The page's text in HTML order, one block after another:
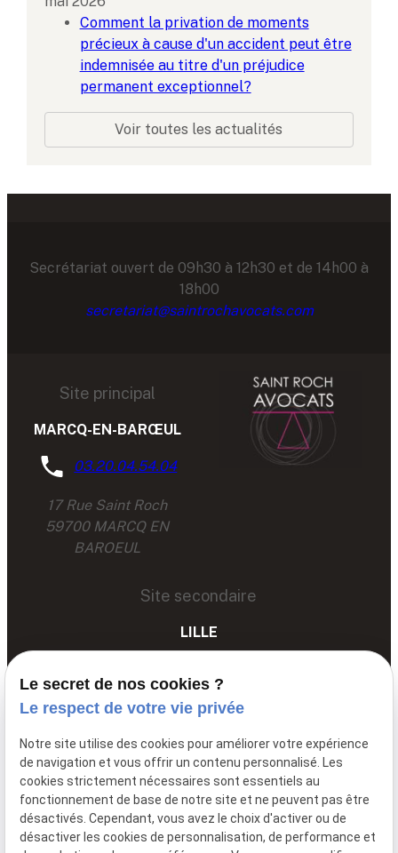
Comment la privation de moments
précieux à cause d'un accident peut être
indemnisée au titre d'un préjudice
permanent exceptionnel?
Voir toutes les actualités
Secrétariat ouvert de 09h30 à 12h30 et de 14h00 à
18h00
secretariat@saintrochavocats.com
Site principal
MARCQ-EN-BARŒUL
03.20.04.54.04
17 Rue Saint Roch
59700 MARCQ EN
BAROEUL
Site secondaire
LILLE
68 Av. du Peuple Belge,
Mentions légales
Politique de
Siret: : 85061251600011
Le secret de nos cookies ?
Le respect de votre vie privée
Notre site utilise des cookies pour améliorer votre expérience
de navigation et vous offrir un contenu personnalisé. Les
cookies strictement nécessaires sont essentiels au
fonctionnement de base de notre site et ne peuvent pas être
désactivés. Cependant, vous avez le choix d'activer ou de
désactiver les cookies de personnalisation, de performance et